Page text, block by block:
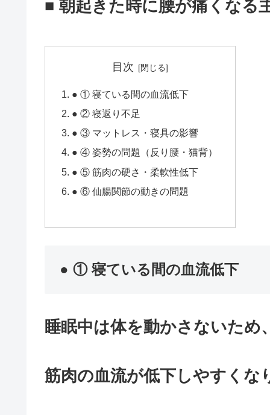
■ 朝起きた時に腰が痛くなる
目次
● ① 寝ている間の血流低下
● ② 寝返り不足
● ③ マットレス・寝具の影響
● ④ 姿勢の問題（反り腰・猫背）
● ⑤ 筋肉の硬さ・柔軟性低下
● ⑥ 仙腸関節の動きの問題
● ① 寝ている間の血流低下
睡眠中は体を動かさないため
筋肉の血流が低下しやすくな